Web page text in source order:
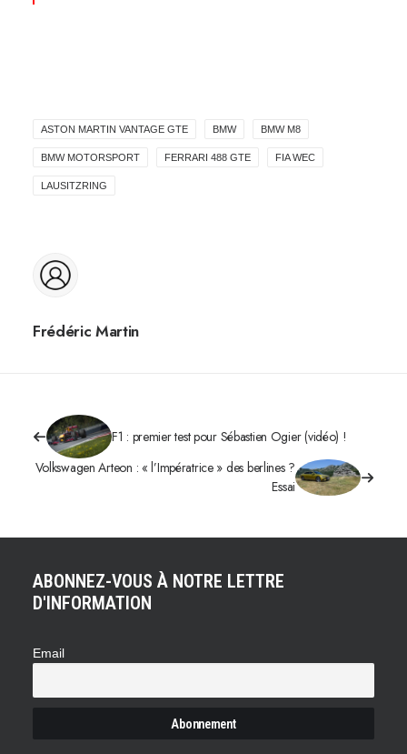
ASTON MARTIN VANTAGE GTE BMW BMW M8
BMW MOTORSPORT FERRARI 488 GTE FIA WEC
LAUSITZRING
Frédéric Martin
F1 : premier test pour Sébastien Ogier (vidéo) !
Volkswagen Arteon : « l’Impératrice » des berlines ?
Essai
ABONNEZ-VOUS À NOTRE LETTRE
D'INFORMATION
Email